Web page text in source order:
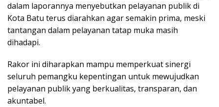
dalam laporannya menyebutkan pelayanan publik di
Kota Batu terus diarahkan agar semakin prima, meski
tantangan dalam pelayanan tatap muka masih
dihadapi.
Rakor ini diharapkan mampu memperkuat sinergi
seluruh pemangku kepentingan untuk mewujudkan
pelayanan publik yang berkualitas, transparan, dan
akuntabel.